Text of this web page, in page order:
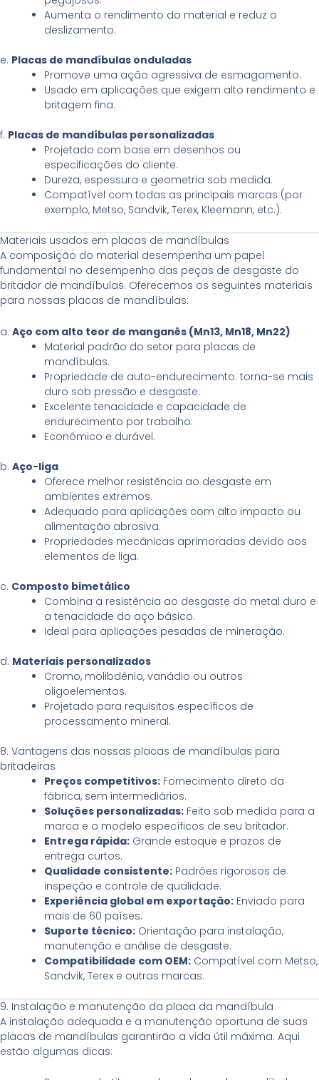
Aumenta o rendimento do material e reduz o
deslizamento.
e. Placas de mandíbulas onduladas
Promove uma ação agressiva de esmagamento.
Usado em aplicações que exigem alto rendimento e
britagem fina.
f. Placas de mandíbulas personalizadas
Projetado com base em desenhos ou
especificações do cliente.
Dureza, espessura e geometria sob medida.
Compatível com todas as principais marcas (por
exemplo, Metso, Sandvik, Terex, Kleemann, etc.).
Materiais usados em placas de mandíbulas
A composição do material desempenha um papel
fundamental no desempenho das peças de desgaste do
britador de mandíbulas. Oferecemos os seguintes materiais
para nossas placas de mandíbulas:
a. Aço com alto teor de manganês (Mn13, Mn18, Mn22)
Material padrão do setor para placas de
mandíbulas.
Propriedade de auto-endurecimento: torna-se mais
duro sob pressão e desgaste.
Excelente tenacidade e capacidade de
endurecimento por trabalho.
Econômico e durável.
b. Aço-liga
Oferece melhor resistência ao desgaste em
ambientes extremos.
Adequado para aplicações com alto impacto ou
alimentação abrasiva.
Propriedades mecânicas aprimoradas devido aos
elementos de liga.
c. Composto bimetálico
Combina a resistência ao desgaste do metal duro e
a tenacidade do aço básico.
Ideal para aplicações pesadas de mineração.
d. Materiais personalizados
Cromo, molibdênio, vanádio ou outros
oligoelementos.
Projetado para requisitos específicos de
processamento mineral.
8. Vantagens das nossas placas de mandíbulas para
britadeiras
Preços competitivos: Fornecimento direto da
fábrica, sem intermediários.
Soluções personalizadas: Feito sob medida para a
marca e o modelo específicos de seu britador.
Entrega rápida: Grande estoque e prazos de
entrega curtos.
Qualidade consistente: Padrões rigorosos de
inspeção e controle de qualidade.
Experiência global em exportação: Enviado para
mais de 60 países.
Suporte técnico: Orientação para instalação,
manutenção e análise de desgaste.
Compatibilidade com OEM: Compatível com Metso,
Sandvik, Terex e outras marcas.
9. Instalação e manutenção da placa da mandíbula
A instalação adequada e a manutenção oportuna de suas
placas de mandíbulas garantirão a vida útil máxima. Aqui
estão algumas dicas: